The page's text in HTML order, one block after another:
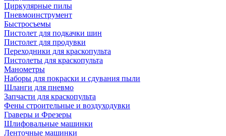
Циркулярные пилы
Пневмоинструмент
Быстросъемы
Пистолет для подкачки шин
Пистолет для продувки
Переходники для краскопульта
Пистолеты для краскопульта
Манометры
Наборы для покраски и сдувания пыли
Шланги для пневмо
Запчасти для краскопульта
Фены строительные и воздуходувки
Граверы и Фрезеры
Шлифовальные машинки
Ленточные машинки